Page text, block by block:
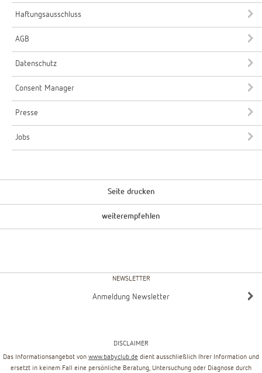
Haftungsausschluss
AGB
Datenschutz
Consent Manager
Presse
Jobs
Seite drucken
weiterempfehlen
NEWSLETTER
Anmeldung Newsletter
DISCLAIMER
Das Informationsangebot von www.babyclub.de dient ausschließlich Ihrer Information und
ersetzt in keinem Fall eine persönliche Beratung, Untersuchung oder Diagnose durch